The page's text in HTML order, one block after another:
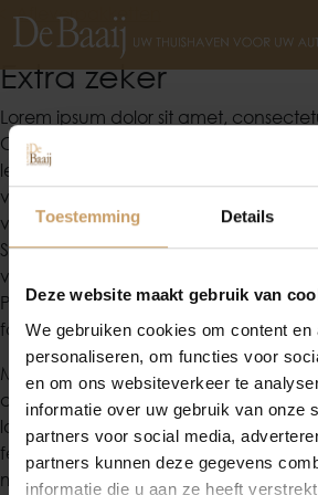
Toestemming Details
Deze website maakt gebruik van
We gebruiken cookies om content en
personaliseren, om functies voor
en om ons websiteverkeer te
informatie over uw gebruik van onze
partners voor social media,
partners kunnen deze gegevens
informatie die u aan ze heeft
Afleverpakketten
Extra zeker
Lorem ipsum dolor sit amet,
Curabitur a mollis mauris. Cras nunc
leo feugiat, hendrerit pretium urna.
viverra sem, at malesuada augue
vestibulum dolor nisl, vitae luctus dui
Suspendisse potenti. Mauris imperdiet
vel suscipit ligula. Aenean sodales
Pellentesque a vehicula velit, quis
faucibus tincidunt ipsum, eu faucibus
Morbi ac quam quis metus rutrum
commodo libero eget dui
lobortis. Nullam tempor commodo
fermentum. Maecenas commodo
molestie diam viverra at. Maecenas
Occasions
Autolease
Financiering
Autoverzekeringen
Verkoop